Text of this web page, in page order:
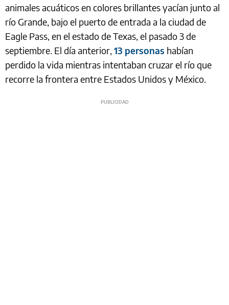
animales acuáticos en colores brillantes yacían junto al
río Grande, bajo el puerto de entrada a la ciudad de
Eagle Pass, en el estado de Texas, el pasado 3 de
septiembre. El día anterior, 13 personas habían
perdido la vida mientras intentaban cruzar el río que
recorre la frontera entre Estados Unidos y México.